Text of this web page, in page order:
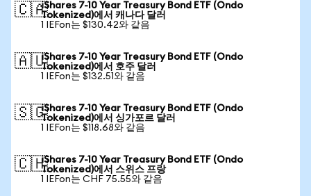
🇨🇦iShares 7-10 Year Treasury Bond ETF (Ondo
Tokenized)에서 캐나다 달러
1 IEFon는 $130.42와 같음
🇦🇺iShares 7-10 Year Treasury Bond ETF (Ondo
Tokenized)에서 호주 달러
1 IEFon는 $132.51와 같음
🇸🇬iShares 7-10 Year Treasury Bond ETF (Ondo
Tokenized)에서 싱가포르 달러
1 IEFon는 $118.68와 같음
🇨🇭iShares 7-10 Year Treasury Bond ETF (Ondo
Tokenized)에서 스위스 프랑
1 IEFon는 CHF 75.55와 같음